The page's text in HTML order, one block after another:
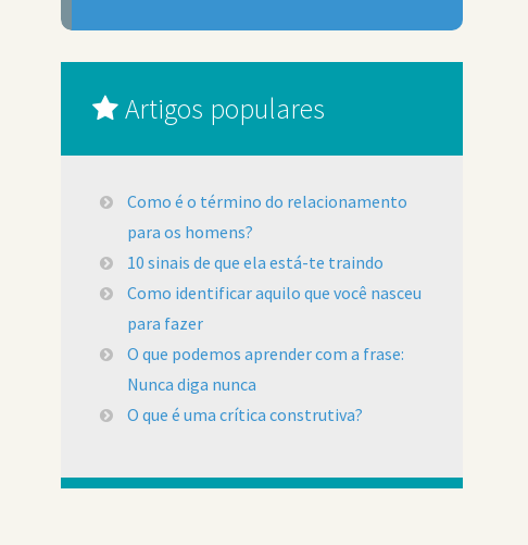
Artigos populares
Como é o término do relacionamento
para os homens?
10 sinais de que ela está-te traindo
Como identificar aquilo que você nasceu
para fazer
O que podemos aprender com a frase:
Nunca diga nunca
O que é uma crítica construtiva?